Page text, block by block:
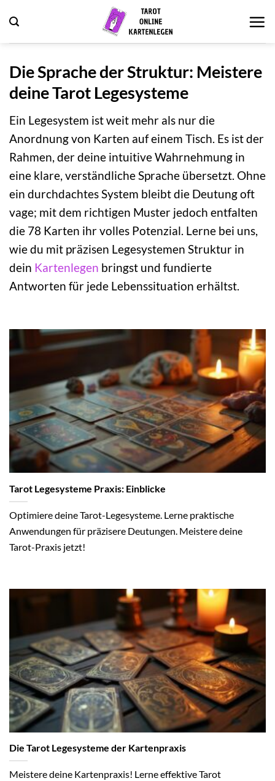
Inhalt
springen
Die Sprache der Struktur: Meistere
deine Tarot Legesysteme
Ein Legesystem ist weit mehr als nur die
Anordnung von Karten auf einem Tisch. Es ist der
Rahmen, der deine intuitive Wahrnehmung in
eine klare, verständliche Sprache übersetzt. Ohne
ein durchdachtes System bleibt die Deutung oft
vage; mit dem richtigen Muster jedoch entfalten
die 78 Karten ihr volles Potenzial. Lerne bei uns,
wie du mit präzisen Legesystemen Struktur in
dein Kartenlegen bringst und fundierte
Antworten für jede Lebenssituation erhältst.
Tarot Legesysteme Praxis: Einblicke
Optimiere deine Tarot-Legesysteme. Lerne praktische
Anwendungen für präzisere Deutungen. Meistere deine
Tarot-Praxis jetzt!
Die Tarot Legesysteme der Kartenpraxis
Meistere deine Kartenpraxis! Lerne effektive Tarot